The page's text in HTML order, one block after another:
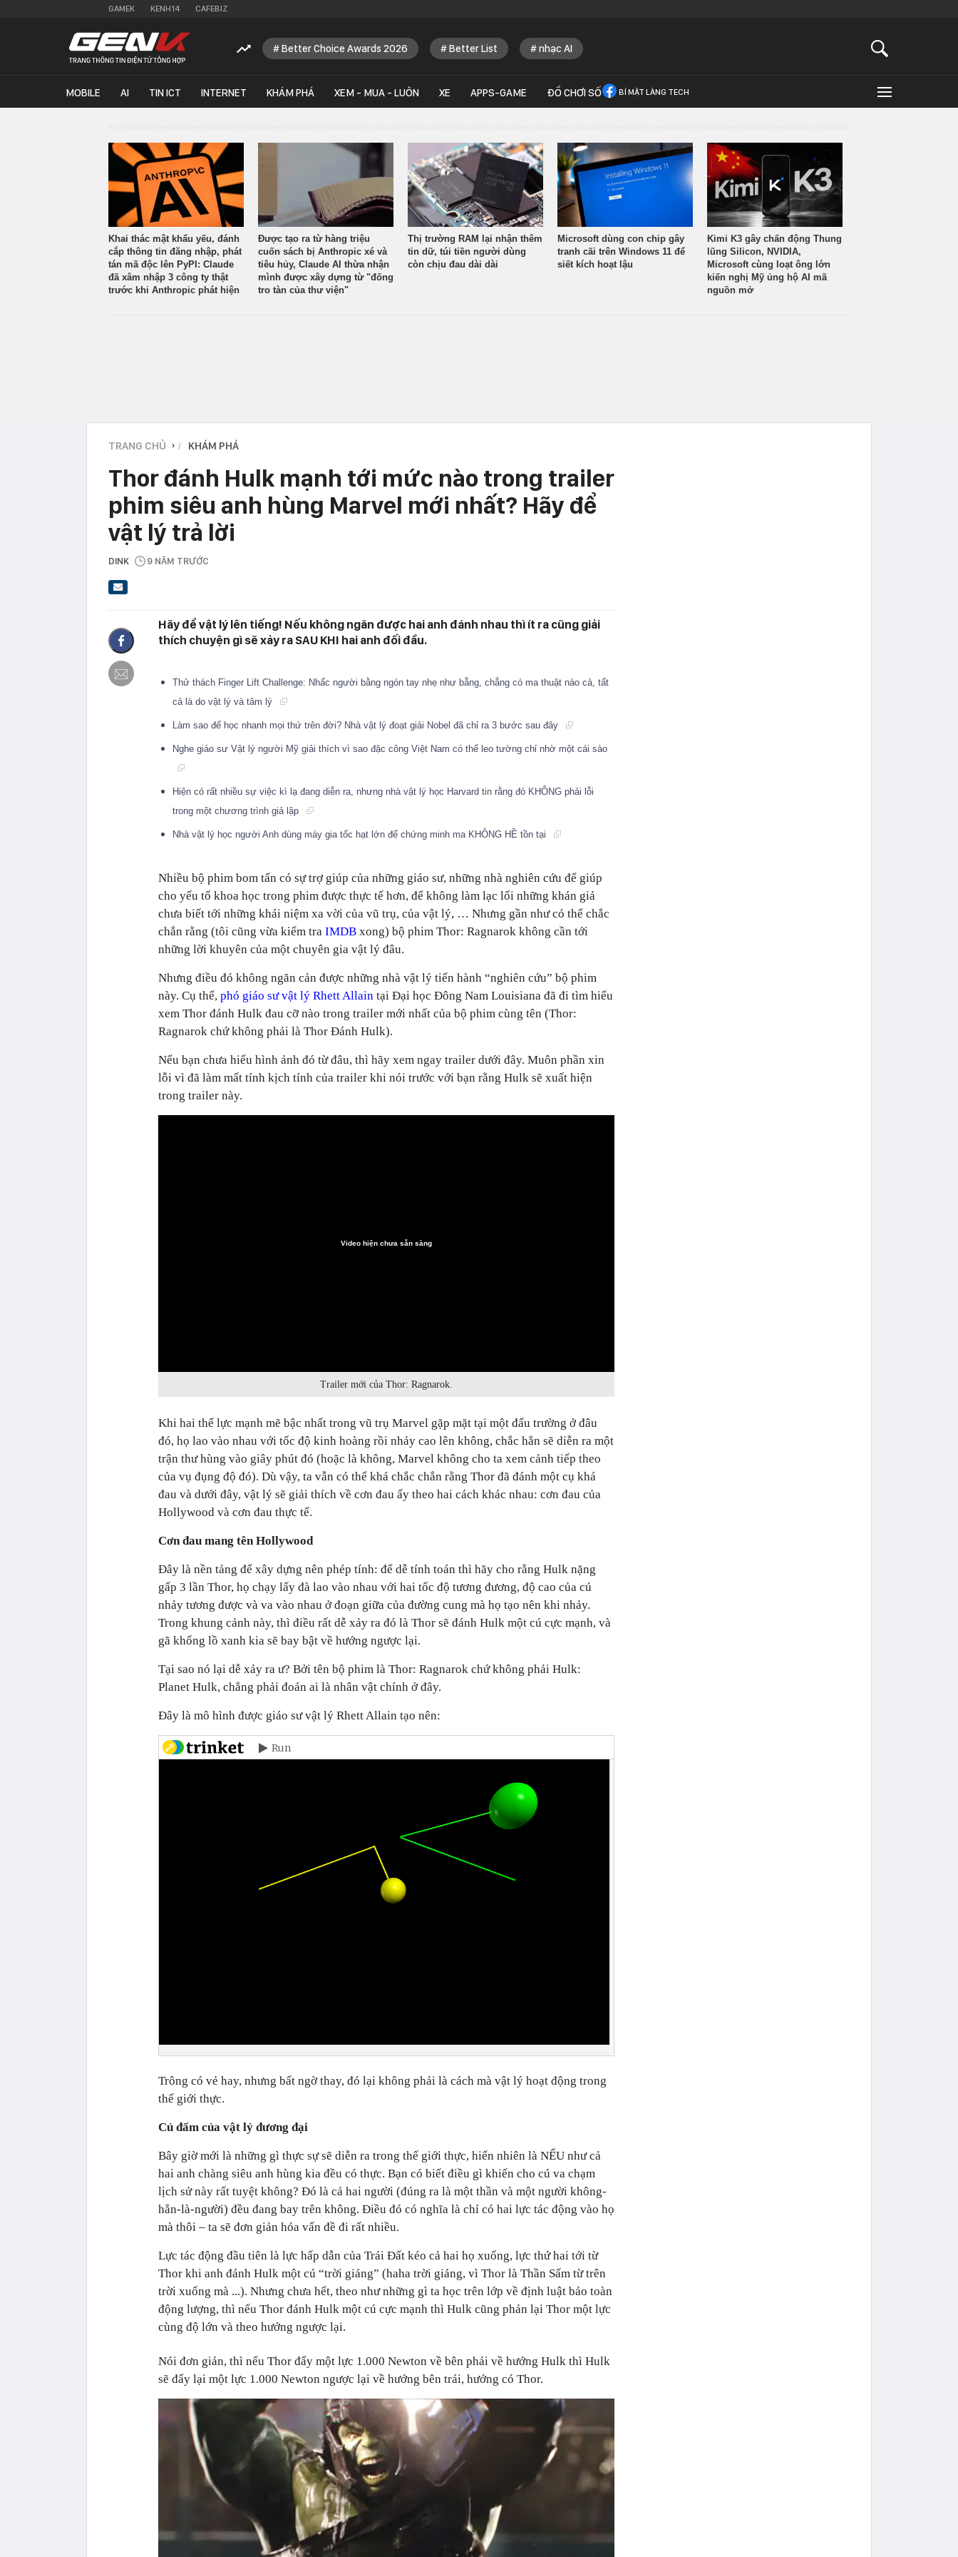
GAMEK KENH14 CAFEBIZ
Better Choice Awards 2026 Better List nhạc AI
MOBILE AI TIN ICT INTERNET KHÁM PHÁ XEM - MUA - LUÔN XE APPS-GAME ĐỒ CHƠI SỐ BÍ MẬT LÀNG TECH
Khai thác mật khẩu yếu, đánh
cắp thông tin đăng nhập, phát
tán mã độc lên PyPI: Claude
đã xâm nhập 3 công ty thật
trước khi Anthropic phát hiện
Được tạo ra từ hàng triệu
cuốn sách bị Anthropic xé và
tiêu hủy, Claude AI thừa nhận
mình được xây dựng từ "đống
tro tàn của thư viện"
Thị trường RAM lại nhận thêm
tin dữ, túi tiền người dùng
còn chịu đau dài dài
Microsoft dùng con chip gây
tranh cãi trên Windows 11 để
siết kích hoạt lậu
Kimi K3 gây chấn động Thung
lũng Silicon, NVIDIA,
Microsoft cùng loạt ông lớn
kiến nghị Mỹ ủng hộ AI mã
nguồn mở
TRANG CHỦ › KHÁM PHÁ
Thor đánh Hulk mạnh tới mức nào trong trailer
phim siêu anh hùng Marvel mới nhất? Hãy để
vật lý trả lời
DINK 9 NĂM TRƯỚC
Hãy để vật lý lên tiếng! Nếu không ngăn được hai anh đánh nhau thì ít ra cũng giải
thích chuyện gì sẽ xảy ra SAU KHI hai anh đối đầu.
Thử thách Finger Lift Challenge: Nhấc người bằng ngón tay nhẹ như bẫng, chẳng có ma thuật nào cả, tất
cả là do vật lý và tâm lý
Làm sao để học nhanh mọi thứ trên đời? Nhà vật lý đoạt giải Nobel đã chỉ ra 3 bước sau đây
Nghe giáo sư Vật lý người Mỹ giải thích vì sao đặc công Việt Nam có thể leo tường chỉ nhờ một cái sào
Hiện có rất nhiều sự việc kì lạ đang diễn ra, nhưng nhà vật lý học Harvard tin rằng đó KHÔNG phải lỗi
trong một chương trình giả lập
Nhà vật lý học người Anh dùng máy gia tốc hạt lớn để chứng minh ma KHÔNG HỀ tồn tại
Nhiều bộ phim bom tấn có sự trợ giúp của những giáo sư, những nhà nghiên cứu để giúp
cho yếu tố khoa học trong phim được thực tế hơn, để không làm lạc lối những khán giả
chưa biết tới những khái niệm xa vời của vũ trụ, của vật lý, … Nhưng gần như có thể chắc
chắn rằng (tôi cũng vừa kiểm tra IMDB xong) bộ phim Thor: Ragnarok không cần tới
những lời khuyên của một chuyên gia vật lý đâu.
Nhưng điều đó không ngăn cản được những nhà vật lý tiến hành “nghiên cứu” bộ phim
này. Cụ thể, phó giáo sư vật lý Rhett Allain tại Đại học Đông Nam Louisiana đã đi tìm hiểu
xem Thor đánh Hulk đau cỡ nào trong trailer mới nhất của bộ phim cùng tên (Thor:
Ragnarok chứ không phải là Thor Đánh Hulk).
Nếu bạn chưa hiểu hình ảnh đó từ đâu, thì hãy xem ngay trailer dưới đây. Muôn phần xin
lỗi vì đã làm mất tính kịch tính của trailer khi nói trước với bạn rằng Hulk sẽ xuất hiện
trong trailer này.
Video hiện chưa sẵn sàng
Trailer mới của Thor: Ragnarok.
Khi hai thế lực mạnh mẽ bậc nhất trong vũ trụ Marvel gặp mặt tại một đấu trường ở đâu
đó, họ lao vào nhau với tốc độ kinh hoàng rồi nhảy cao lên không, chắc hẳn sẽ diễn ra một
trận thư hùng vào giây phút đó (hoặc là không, Marvel không cho ta xem cảnh tiếp theo
của vụ đụng độ đó). Dù vậy, ta vẫn có thể khá chắc chắn rằng Thor đã đánh một cụ khá
đau và dưới đây, vật lý sẽ giải thích về cơn đau ấy theo hai cách khác nhau: cơn đau của
Hollywood và cơn đau thực tế.
Cơn đau mang tên Hollywood
Đây là nền tảng để xây dựng nên phép tính: để dễ tính toán thì hãy cho rằng Hulk nặng
gấp 3 lần Thor, họ chạy lấy đà lao vào nhau với hai tốc độ tương đương, độ cao của cú
nhảy tương được và va vào nhau ở đoạn giữa của đường cung mà họ tạo nên khi nhảy.
Trong khung cảnh này, thì điều rất dễ xảy ra đó là Thor sẽ đánh Hulk một cú cực mạnh, và
gã khổng lồ xanh kia sẽ bay bật về hướng ngược lại.
Tại sao nó lại dễ xảy ra ư? Bởi tên bộ phim là Thor: Ragnarok chứ không phải Hulk:
Planet Hulk, chẳng phải đoán ai là nhân vật chính ở đây.
Đây là mô hình được giáo sư vật lý Rhett Allain tạo nên:
Trông có vẻ hay, nhưng bất ngờ thay, đó lại không phải là cách mà vật lý hoạt động trong
thế giới thực.
Cú đấm của vật lý đương đại
Bây giờ mới là những gì thực sự sẽ diễn ra trong thế giới thực, hiển nhiên là NẾU như cả
hai anh chàng siêu anh hùng kia đều có thực. Bạn có biết điều gì khiến cho cú va chạm
lịch sử này rất tuyệt không? Đó là cả hai người (đúng ra là một thần và một người không-
hẳn-là-người) đều đang bay trên không. Điều đó có nghĩa là chỉ có hai lực tác động vào họ
mà thôi – ta sẽ đơn giản hóa vấn đề đi rất nhiều.
Lực tác động đầu tiên là lực hấp dẫn của Trái Đất kéo cả hai họ xuống, lực thứ hai tới từ
Thor khi anh đánh Hulk một cú “trời giáng” (haha trời giáng, vì Thor là Thần Sấm từ trên
trời xuống mà ...). Nhưng chưa hết, theo như những gì ta học trên lớp về định luật bảo toàn
động lượng, thì nếu Thor đánh Hulk một cú cực mạnh thì Hulk cũng phản lại Thor một lực
cùng độ lớn và theo hướng ngược lại.
Nói đơn giản, thì nếu Thor đẩy một lực 1.000 Newton về bên phải về hướng Hulk thì Hulk
sẽ đẩy lại một lực 1.000 Newton ngược lại về hướng bên trái, hướng có Thor.